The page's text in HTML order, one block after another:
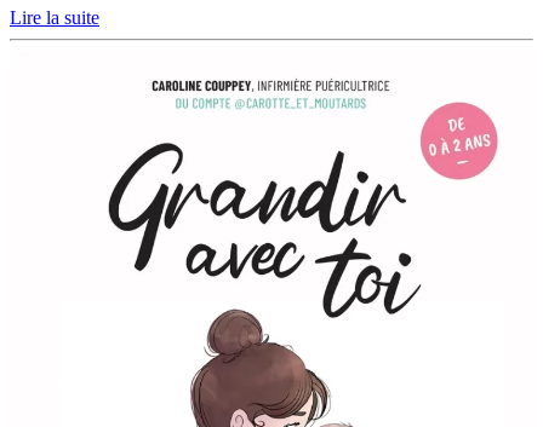
Lire la suite